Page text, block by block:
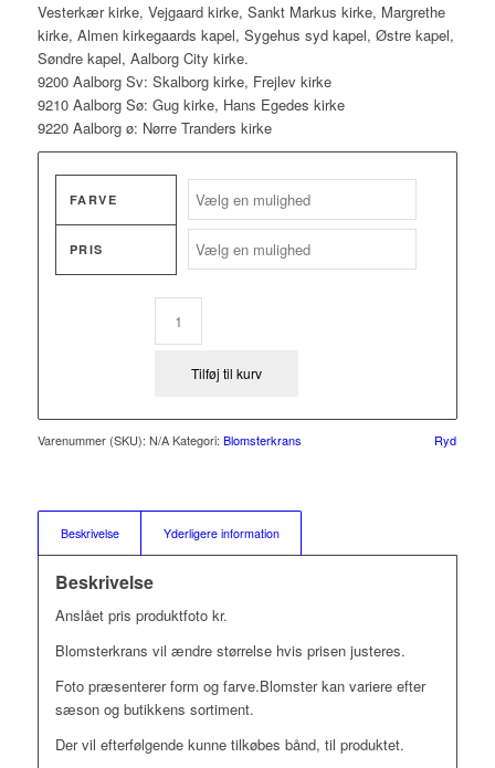
Vesterkær kirke, Vejgaard kirke, Sankt Markus kirke, Margrethe
kirke, Almen kirkegaards kapel, Sygehus syd kapel, Østre kapel,
Søndre kapel, Aalborg City kirke.
9200 Aalborg Sv: Skalborg kirke, Frejlev kirke
9210 Aalborg Sø: Gug kirke, Hans Egedes kirke
9220 Aalborg ø: Nørre Tranders kirke
FARVE
PRIS
Ryd
Tilføj til kurv
Varenummer (SKU): N/A Kategori: Blomsterkrans
Beskrivelse Yderligere information
Beskrivelse
Anslået pris produktfoto kr.
Blomsterkrans vil ændre størrelse hvis prisen justeres.
Foto præsenterer form og farve.Blomster kan variere efter
sæson og butikkens sortiment.
Der vil efterfølgende kunne tilkøbes bånd, til produktet.